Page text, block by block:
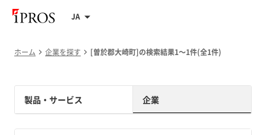
JA
ホーム 企業を探す [曽於郡大崎町]の検索結果1～1件(全1件)
製品・サービス 企業